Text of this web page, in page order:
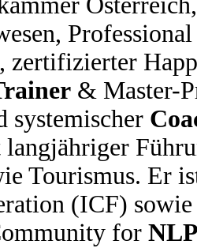
, zertifizierter
& Master-
systemischer
Tourismus. Er
(ICF)
for